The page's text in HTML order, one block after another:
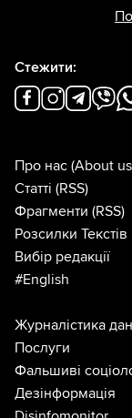
Стежити:
Про нас (About
Статті (RSS)
Фрагменти (RSS)
Розсилки Текстів
Вибір редакції
#English
Журналістика
Послуги
Фальшиві
Дезінформація